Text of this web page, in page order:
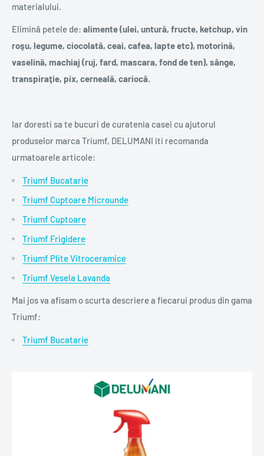
materialului.
Elimină petele de: alimente (ulei, untură, fructe, ketchup, vin
roşu, legume, ciocolată, ceai, cafea, lapte etc), motorină,
vaselină, machiaj (ruj, fard, mascara, fond de ten), sânge,
transpiraţie, pix, cerneală, cariocă.
Iar doresti sa te bucuri de curatenia casei cu ajutorul
produselor marca Triumf, DELUMANI iti recomanda
urmatoarele articole:
Triumf Bucatarie
Triumf Cuptoare Microunde
Triumf Cuptoare
Triumf Frigidere
Triumf Plite Vitroceramice
Triumf Vesela Lavanda
Mai jos va afisam o scurta descriere a fiecarui produs din gama
Triumf:
Triumf Bucatarie